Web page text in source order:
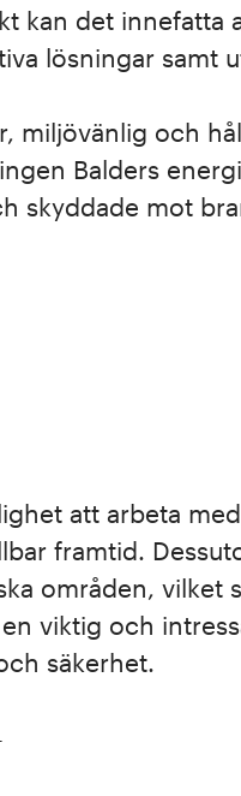
kan det innefatta
lösningar samt
miljövänlig och
Balders
skyddade mot
att arbeta
framtid.
områden, vilket
viktig och
säkerhet.